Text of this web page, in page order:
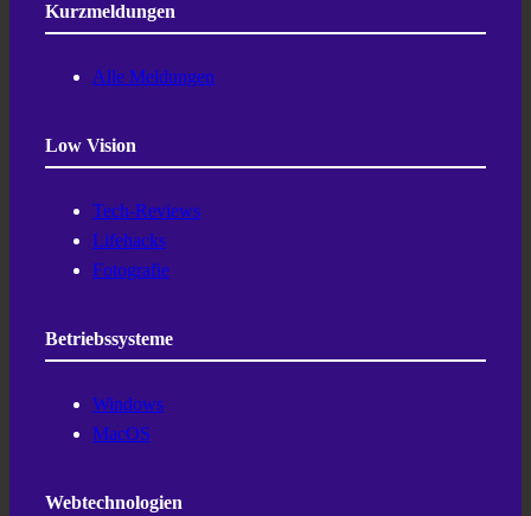
Kurzmeldungen
Alle Meldungen
Low Vision
Tech-Reviews
Lifehacks
Fotografie
Betriebssysteme
Windows
MacOS
Webtechnologien